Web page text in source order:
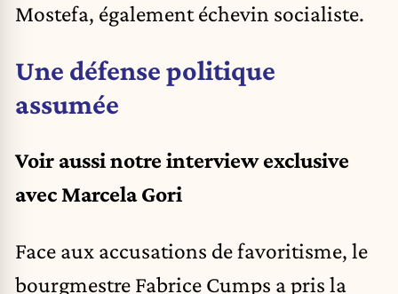
Mostefa, également échevin socialiste.
Une défense politique
assumée
Voir aussi notre interview exclusive
avec Marcela Gori
Face aux accusations de favoritisme, le
bourgmestre Fabrice Cumps a pris la